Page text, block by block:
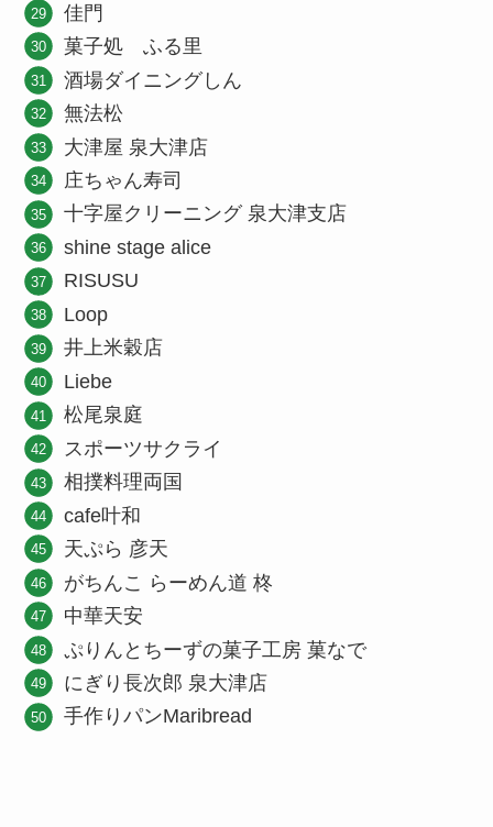
佳門
菓子処 ふる里
酒場ダイニングしん
無法松
大津屋 泉大津店
庄ちゃん寿司
十字屋クリーニング 泉大津支店
shine stage alice
RISUSU
Loop
井上米穀店
Liebe
松尾泉庭
スポーツサクライ
相撲料理両国
cafe叶和
天ぷら 彦天
がちんこ らーめん道 柊
中華天安
ぷりんとちーずの菓子工房 菓なで
にぎり長次郎 泉大津店
手作りパンMaribread